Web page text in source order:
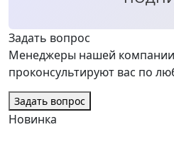
Задать вопрос
Менеджеры нашей
проконсультируют вас по
Задать вопрос
Новинка